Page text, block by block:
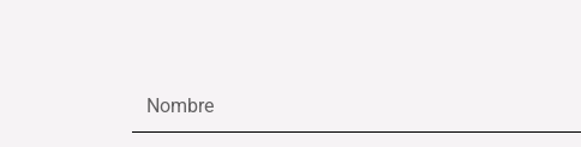
Nombre